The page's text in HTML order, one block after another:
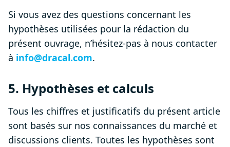
Si vous avez des questions concernant les
hypothèses utilisées pour la rédaction du
présent ouvrage, n’hésitez-pas à nous contacter
à info@dracal.com.
5. Hypothèses et calculs
Tous les chiffres et justificatifs du présent article
sont basés sur nos connaissances du marché et
discussions clients. Toutes les hypothèses sont